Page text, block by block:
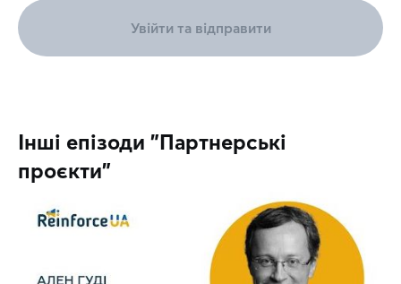
Увійти та відправити
Інші епізоди "Партнерські
проєкти"